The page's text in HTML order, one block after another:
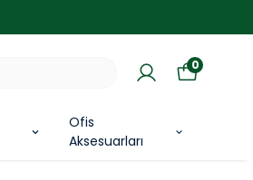
Ofis
Aksesuarları
0